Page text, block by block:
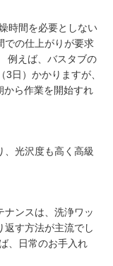
時間を必要としない
での仕上がりが要求
例えば、バスタブの
日）かかりますが、
から作業を開始すれ
、光沢度も高く高級
ナンスは、洗浄ワッ
返す方法が主流でし
、日常のお手入れ